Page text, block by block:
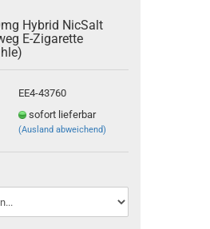
Hybrid NicSalt
E-Zigarette
EE4-43760
sofort lieferbar
(Ausland abweichend)